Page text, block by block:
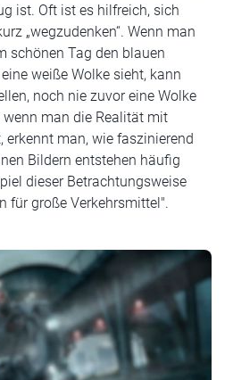
ist. Oft ist es hilfreich, sich
„wegzudenken“. Wenn man
schönen Tag den blauen
weiße Wolke sieht, kann
noch nie zuvor eine Wolke
wenn man die Realität mit
erkennt man, wie faszinierend
Bildern entstehen häufig
dieser Betrachtungsweise
für große Verkehrsmittel".